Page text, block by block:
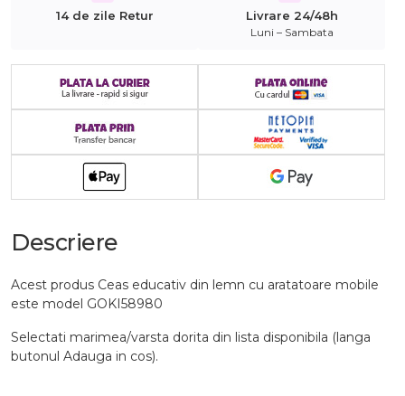
14 de zile Retur Livrare 24/48h
Luni – Sambata
Descriere
Acest produs Ceas educativ din lemn cu aratatoare mobile
este model GOKI58980
Selectati marimea/varsta dorita din lista disponibila (langa
butonul Adauga in cos).